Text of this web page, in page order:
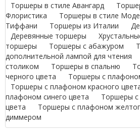
Торшеры в стиле Авангард
Флористика
Торшеры в стиле
Тиффани
Торшеры из Италии
Деревянные торшеры
торшеры
Торшеры с абажуром
дополнительной лампой для чтения
столиком
Торшеры в спальню
черного цвета
Торшеры с
Торшеры с плафоном красного
плафоном синего цвета
Торшеры с
цвета
Торшеры с плафоном
диммером